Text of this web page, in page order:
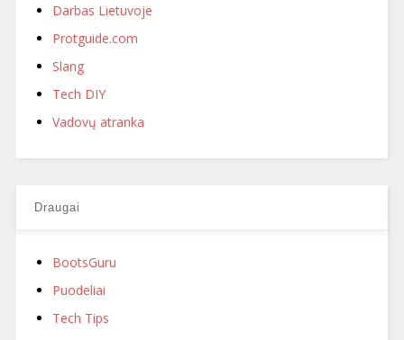
Darbas Lietuvoje
Protguide.com
Slang
Tech DIY
Vadovų atranka
Draugai
BootsGuru
Puodeliai
Tech Tips